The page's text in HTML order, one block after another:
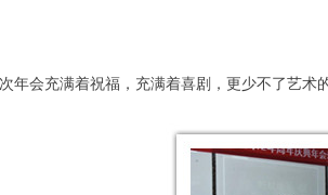
年会充满着祝福，充满着喜剧，更少不了艺术